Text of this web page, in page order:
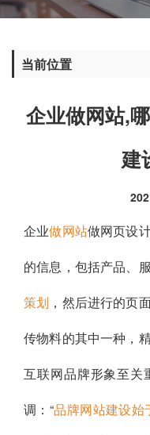
当前位置
企业做网站,
建
企业做网站做网页设
的信息，包括产品、
策划 ，然后进行的页
传物料的其中一种，
互联网品牌形象至关
调：“品牌网站建设始